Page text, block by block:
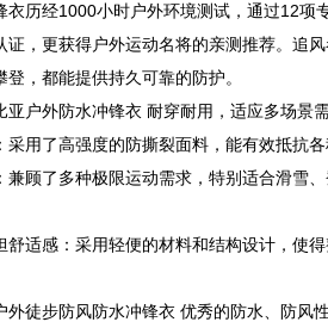
衣历经1000小时户外环境测试，通过12项
证，更获得户外运动名将的亲测推荐。追
登，都能提供持久可靠的防护。
亚户外防水冲锋衣 耐穿耐用，适应多场景
采用了高强度的防撕裂面料，能有效抵抗
兼顾了多种极限运动需求，特别适合滑雪
舒适感：采用轻便的材料和结构设计，使
外徒步防风防水冲锋衣 优秀的防水、防风